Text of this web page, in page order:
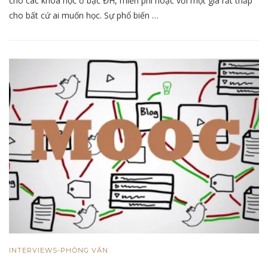
cho bất cứ ai muốn học. Sự phổ biến …
INTERVIEWS-PHỎNG VẤN